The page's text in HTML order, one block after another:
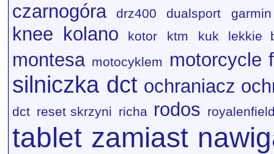
czarnogóra drz400 dualsport garmin
knee kolano kotor ktm kuk lekkie
montesa motocyklem motorcycle
silniczka dct ochraniacz
dct reset skrzyni richa rodos
tablet zamiast